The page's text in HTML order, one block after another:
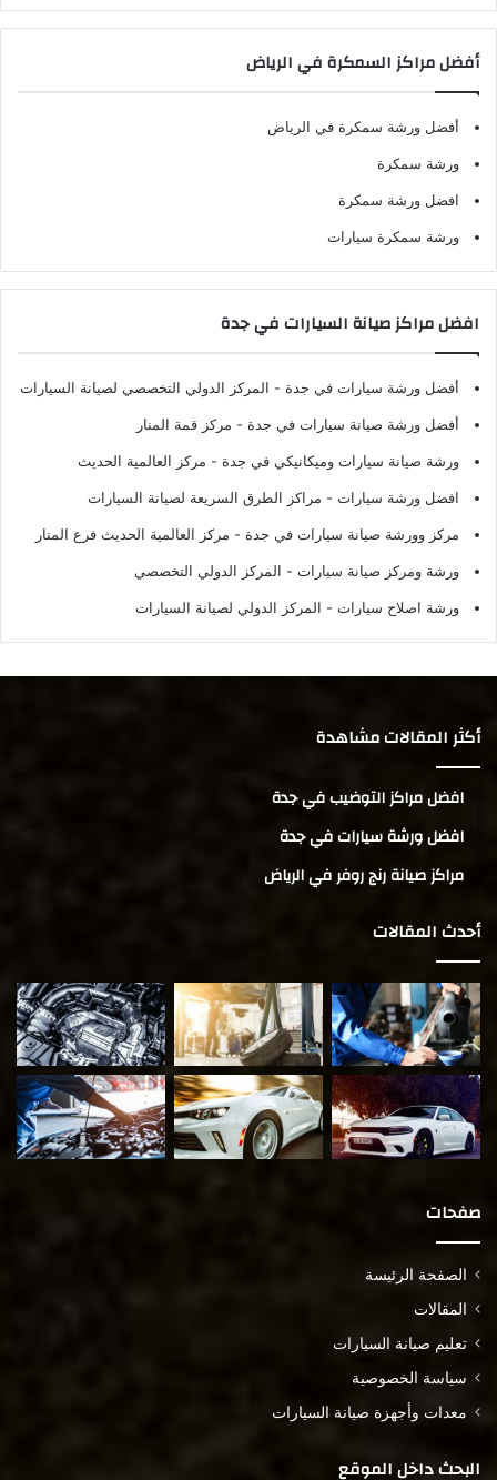
أفضل مراكز السمكرة في الرياض
أفضل ورشة سمكرة في الرياض
ورشة سمكرة
افضل ورشة سمكرة
ورشة سمكرة سيارات
افضل مراكز صيانة السيارات في جدة
أفضل ورشة سيارات في جدة - المركز الدولي التخصصي لصيانة السيارات
أفضل ورشة صيانة سيارات في جدة - مركز قمة المنار
ورشة صيانة سيارات وميكانيكي في جدة - مركز العالمية الحديث
افضل ورشة سيارات - مراكز الطرق السريعة لصيانة السيارات
مركز وورشة صيانة سيارات في جدة - مركز العالمية الحديث فرع المنار
ورشة ومركز صيانة سيارات - المركز الدولي التخصصي
ورشة اصلاح سيارات - المركز الدولي لصيانة السيارات
أكثر المقالات مشاهدة
افضل مراكز التوضيب في جدة
افضل ورشة سيارات في جدة
مراكز صيانة رنج روفر في الرياض
أحدث المقالات
صفحات
الصفحة الرئيسة
المقالات
تعليم صيانة السيارات
سياسة الخصوصية
معدات وأجهزة صيانة السيارات
البحث داخل الموقع